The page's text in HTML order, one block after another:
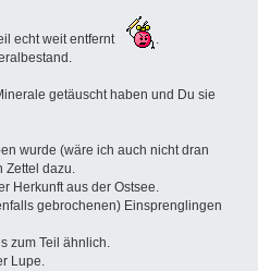
echt weit entfernt
.
getäuscht haben und Du sie
wurde (wäre ich auch nicht dran
Zettel dazu.
Herkunft aus der Ostsee.
gebrochenen) Einsprenglingen
zum Teil ähnlich.
Lupe.